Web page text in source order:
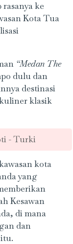
ke
Kota Tua
“Medan The
dulu dan
destinasi
klasik
- Turki
kota
yang
Kesawan
di mana
dan